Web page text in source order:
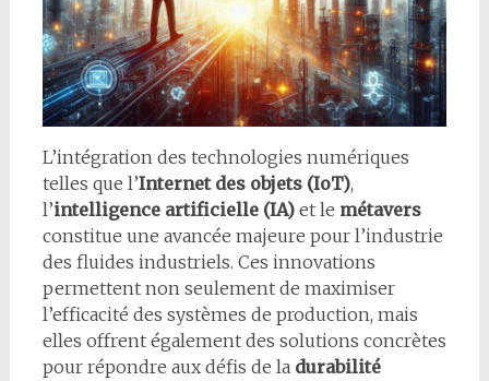
L’intégration des technologies numériques
telles que l’Internet des objets (IoT),
l’intelligence artificielle (IA)et le métavers
constitue une avancée majeure pour l’industrie
des fluides industriels. Ces innovations
permettent non seulement de maximiser
l’efficacité des systèmes de production, mais
elles offrent également des solutions concrètes
pour répondre aux défis de la durabilité